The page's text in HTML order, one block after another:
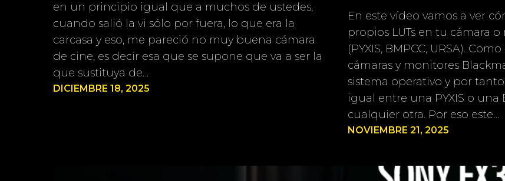
en un principio igual que a muchos de ustedes,
cuando salió la vi sólo por fuera, lo que era la
carcasa y eso, me pareció no muy buena cámara
de cine, es decir esa que se supone que va a ser la
que sustituya de…
DICIEMBRE 18, 2025
En este vídeo vamos a ver
propios LUTs en tu cámara
(PYXIS, BMPCC, URSA).
cámaras y monitores
sistema operativo y por
igual entre una PYXIS o una
cualquier otra. Por eso este…
NOVIEMBRE 21, 2025